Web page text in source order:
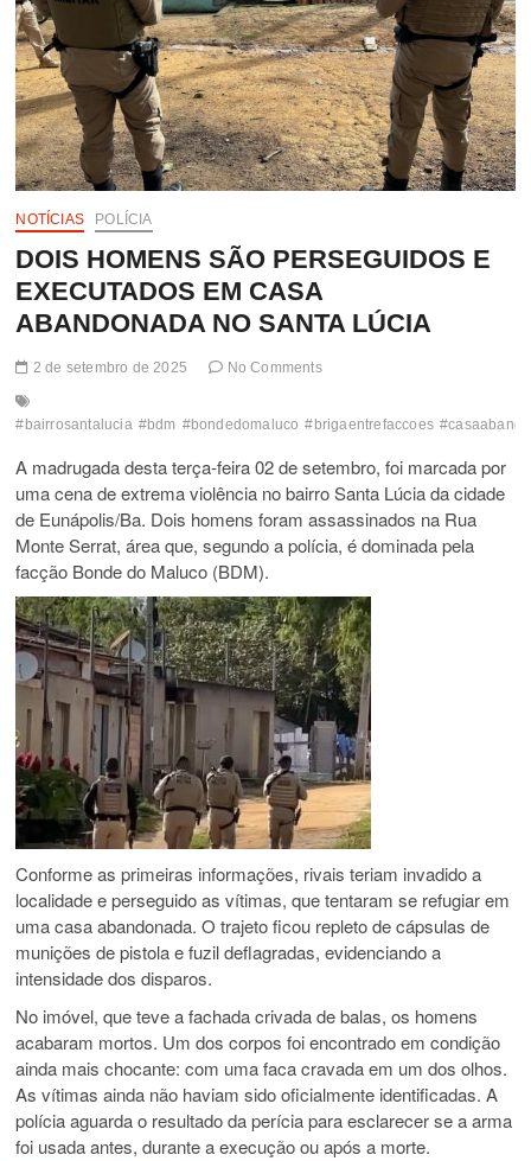
NOTÍCIAS POLÍCIA
DOIS HOMENS SÃO PERSEGUIDOS E
EXECUTADOS EM CASA
ABANDONADA NO SANTA LÚCIA
2 de setembro de 2025 No Comments
#bairrosantalucia #bdm #bondedomaluco #brigaentrefaccoes
A madrugada desta terça-feira 02 de setembro, foi marcada por
uma cena de extrema violência no bairro Santa Lúcia da cidade
de Eunápolis/Ba. Dois homens foram assassinados na Rua
Monte Serrat, área que, segundo a polícia, é dominada pela
facção Bonde do Maluco (BDM).
Conforme as primeiras informações, rivais teriam invadido a
localidade e perseguido as vítimas, que tentaram se refugiar em
uma casa abandonada. O trajeto ficou repleto de cápsulas de
munições de pistola e fuzil deflagradas, evidenciando a
intensidade dos disparos.
No imóvel, que teve a fachada crivada de balas, os homens
acabaram mortos. Um dos corpos foi encontrado em condição
ainda mais chocante: com uma faca cravada em um dos olhos.
As vítimas ainda não haviam sido oficialmente identificadas. A
polícia aguarda o resultado da perícia para esclarecer se a arma
foi usada antes, durante a execução ou após a morte.